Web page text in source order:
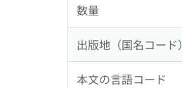
数量
出版地（国名コード）
本文の言語コード